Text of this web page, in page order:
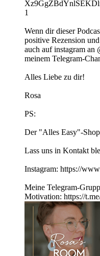
1
Wenn dir dieser
positive Rezension
auch auf instagram an
meinem Telegram-
Alles Liebe zu dir!
Rosa
PS:
Der "Alles Easy"-
Lass uns in Kontakt
Instagram: https://
Meine Telegram-
Motivation: https://